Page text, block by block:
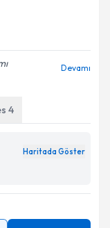
Devamı
4
Haritada Göster